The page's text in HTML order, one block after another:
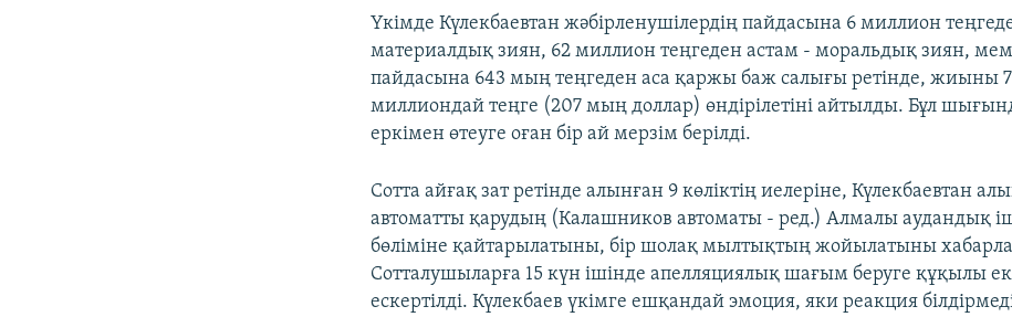
Үкімде Күлекбаевтан жәбірленушілердің пайдасына 6 миллион
материалдық зиян, 62 миллион теңгеден астам - моральдық зиян,
пайдасына 643 мың теңгеден аса қаржы баж салығы ретінде, жиыны
миллиондай теңге (207 мың доллар) өндірілетіні айтылды. Бұл
еркімен өтеуге оған бір ай мерзім берілді.
Сотта айғақ зат ретінде алынған 9 көліктің иелеріне, Күлекбаевтан
автоматты қарудың (Калашников автоматы - ред.) Алмалы аудандық
бөліміне қайтарылатыны, бір шолақ мылтықтың жойылатыны
Сотталушыларға 15 күн ішінде апелляциялық шағым беруге құқылы
ескертілді. Күлекбаев үкімге ешқандай эмоция, яки реакция